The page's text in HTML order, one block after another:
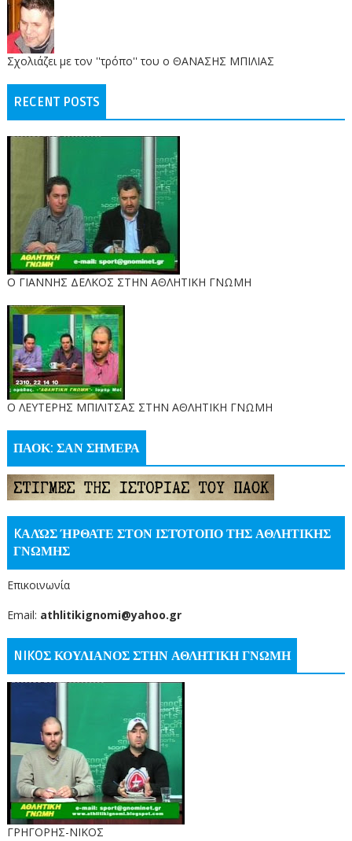
Σχολιάζει με τον ''τρόπο'' του ο ΘΑΝΑΣΗΣ ΜΠΙΛΙΑΣ
RECENT POSTS
Ο ΓΙΑΝΝΗΣ ΔΕΛΚΟΣ ΣΤΗΝ ΑΘΛΗΤΙΚΗ ΓΝΩΜΗ
O ΛΕΥΤΕΡΗΣ ΜΠΙΛΙΤΣΑΣ ΣΤΗΝ ΑΘΛΗΤΙΚΗ ΓΝΩΜΗ
ΠΑΟΚ: ΣΑΝ ΣΗΜΕΡΑ
KΑΛΏΣ ΉΡΘΑΤΕ ΣΤΟΝ ΙΣΤΌΤΟΠΟ ΤΗΣ ΑΘΛΗΤΙΚΗΣ
ΓΝΩΜΗΣ
Επικοινωνία
Email: athlitikignomi@yahoo.gr
NIKOΣ ΚΟΥΛΙΑΝΟΣ ΣΤΗΝ ΑΘΛΗΤΙΚΗ ΓΝΩΜΗ
ΓΡΗΓΟΡΗΣ-ΝΙΚΟΣ